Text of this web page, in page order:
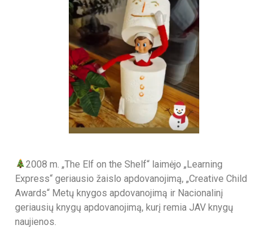
2008 m. „The Elf on the Shelf“ laimėjo „Learning
Express“ geriausio žaislo apdovanojimą, „Creative Child
Awards“ Metų knygos apdovanojimą ir Nacionalinį
geriausių knygų apdovanojimą, kurį remia JAV knygų
naujienos.